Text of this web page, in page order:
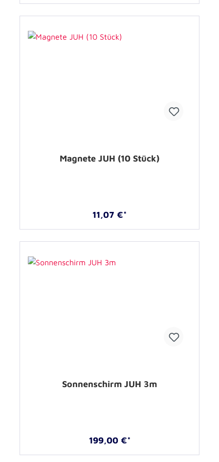
Magnete JUH (10 Stück)
11,07 €*
Sonnenschirm JUH 3m
199,00 €*